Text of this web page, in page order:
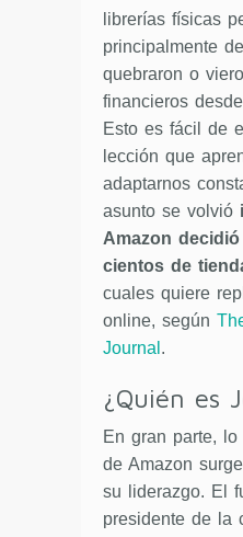
librerías físicas
principalmente
quebraron o
financieros
Esto es fácil de
lección que
adaptarnos
asunto se volvió
Amazon
cientos de
cuales quiere
online, según
Journal .
¿Quién es
En gran parte,
de Amazon
su liderazgo. El
presidente de la